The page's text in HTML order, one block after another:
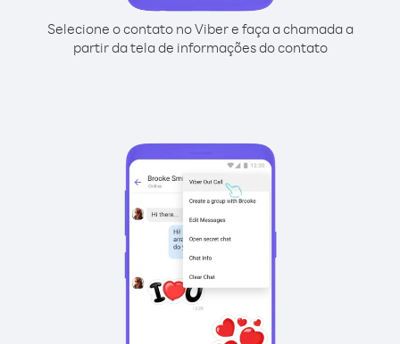
Selecione o contato no Viber e faça a chamada a
partir da tela de informações do contato